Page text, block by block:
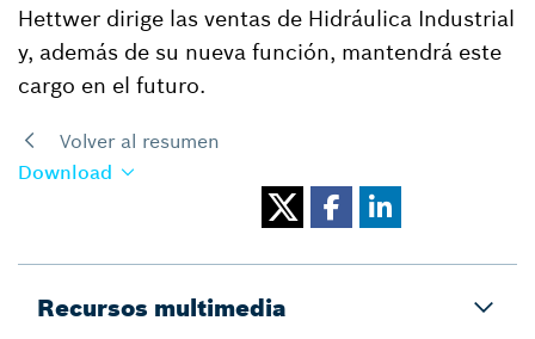
Hettwer dirige las ventas de Hidráulica Industrial
y, además de su nueva función, mantendrá este
cargo en el futuro.
Volver al resumen
Download
Recursos multimedia